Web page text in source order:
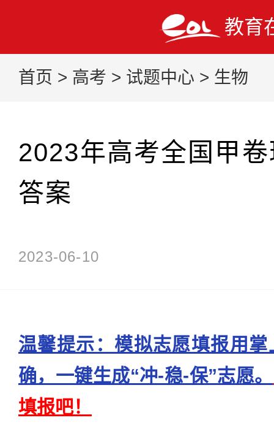
教育
首页 > 高考 > 试题中心 > 生物
2023年高考全国甲
答案
2023-06-10
温馨提示：模拟志愿填报用
确，一键生成“冲-稳-保”志愿。
填报吧！